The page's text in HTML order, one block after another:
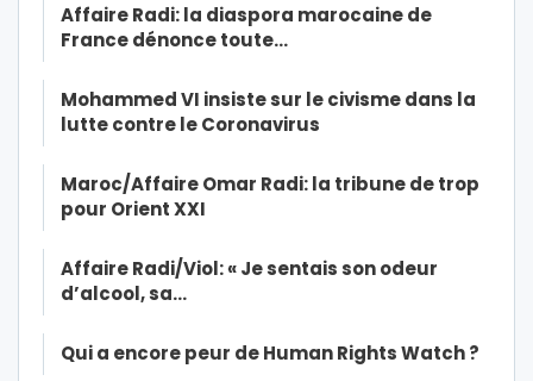
Affaire Radi: la diaspora marocaine de
France dénonce toute…
Mohammed VI insiste sur le civisme dans la
lutte contre le Coronavirus
Maroc/Affaire Omar Radi: la tribune de trop
pour Orient XXI
Affaire Radi/Viol: « Je sentais son odeur
d’alcool, sa…
Qui a encore peur de Human Rights Watch ?